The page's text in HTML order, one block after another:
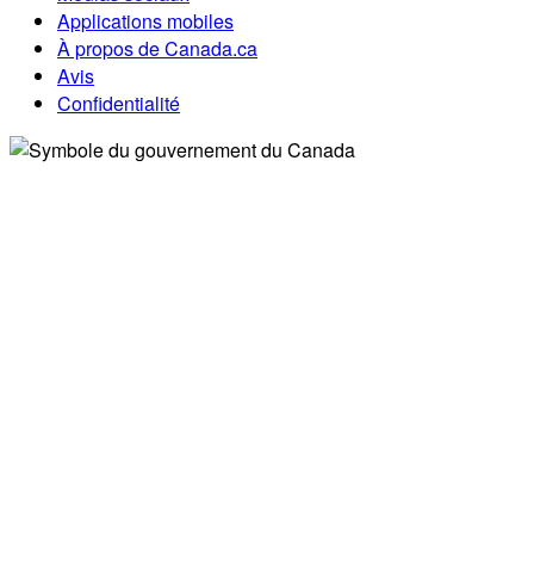
Applications mobiles
À propos de Canada.ca
Avis
Confidentialité